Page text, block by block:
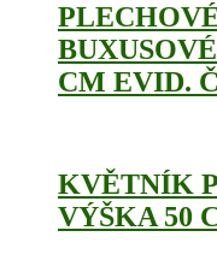
CM EVID.
KVĚTNÍK
VÝŠKA 50